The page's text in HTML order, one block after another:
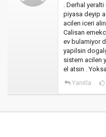
. Derhal
piyasa deyip
acilen iceri
Calisan
ev bulamiyor
yapilsin
sistem acilen
el atsin .
Yanıtla